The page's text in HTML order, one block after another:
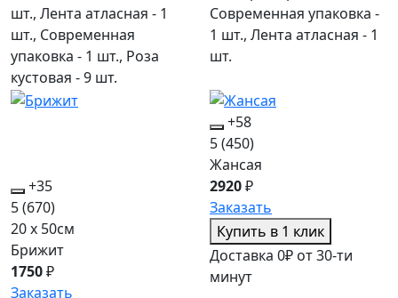
шт., Лента атласная - 1
шт., Современная
упаковка - 1 шт., Роза
кустовая - 9 шт.
Современная упаковка -
1 шт., Лента атласная - 1
шт.
+35
5(670)
20 x 50см
Брижит
1750₽
Заказать
+58
5(450)
Жансая
2920₽
Заказать
Купить в 1 клик
Доставка 0₽ от 30-ти
минут